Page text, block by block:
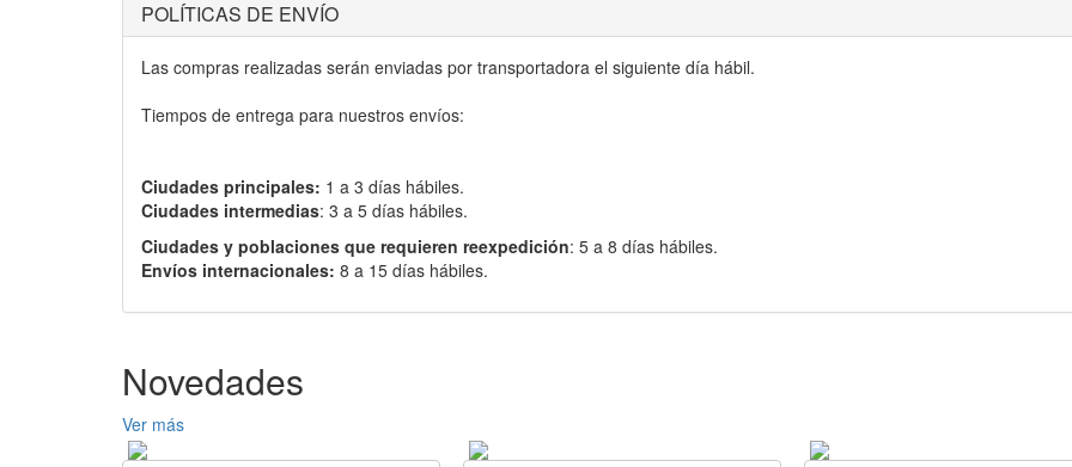
POLÍTICAS DE ENVÍO
Las compras realizadas serán enviadas por transportadora el siguiente día hábil.
Tiempos de entrega para nuestros envíos:
Ciudades principales: 1 a 3 días hábiles.
Ciudades intermedias: 3 a 5 días hábiles.
Ciudades y poblaciones que requieren reexpedición: 5 a 8 días hábiles.
Envíos internacionales: 8 a 15 días hábiles.
Novedades
Ver más